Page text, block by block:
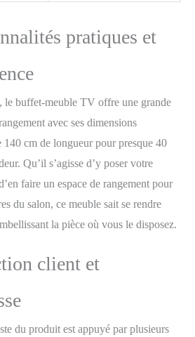
pratiques et
le buffet-meuble TV offre une grande
avec ses dimensions
140 cm de longueur pour presque 40
Qu’il s’agisse d’y poser votre
faire un espace de rangement pour
du salon, ce meuble sait se rendre
la pièce où vous le disposez.
client et
du produit est appuyé par plusieurs